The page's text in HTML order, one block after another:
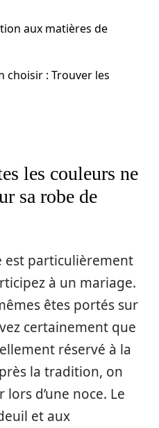
aux matières de
choisir : Trouver les
les couleurs ne
sa robe de
est particulièrement
à un mariage.
êtes portés sur
certainement que
réservé à la
la tradition, on
d’une noce. Le
et aux